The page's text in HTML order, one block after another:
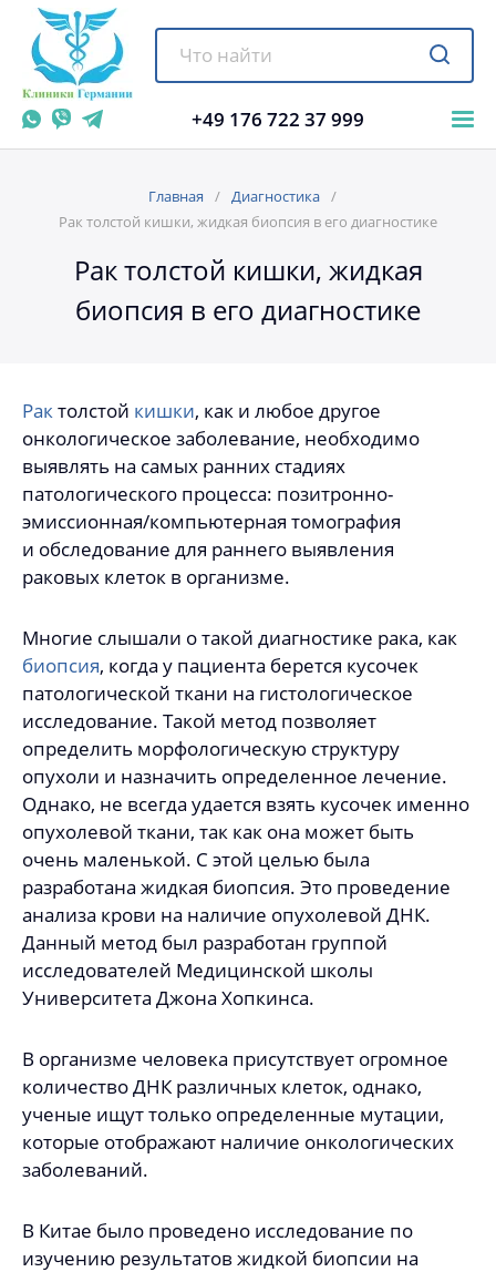
+49 176 722 37 999
Главная
Диагностика
Рак толстой кишки, жидкая биопсия в его диагностике
Рак толстой кишки, жидкая
биопсия в его диагностике
Рактолстой кишки, как и любое другое
онкологическое заболевание, необходимо
выявлять на самых ранних стадиях
патологического процесса: позитронно-
эмиссионная/компьютерная томография
и обследование для раннего выявления
раковых клеток в организме.
Многие слышали о такой диагностике рака, как
биопсия, когда у пациента берется кусочек
патологической ткани на гистологическое
исследование. Такой метод позволяет
определить морфологическую структуру
опухоли и назначить определенное лечение.
Однако, не всегда удается взять кусочек именно
опухолевой ткани, так как она может быть
очень маленькой. С этой целью была
разработана жидкая биопсия. Это проведение
анализа крови на наличие опухолевой ДНК.
Данный метод был разработан группой
исследователей Медицинской школы
Университета Джона Хопкинса.
В организме человека присутствует огромное
количество ДНК различных клеток, однако,
ученые ищут только определенные мутации,
которые отображают наличие онкологических
заболеваний.
В Китае было проведено исследование по
изучению результатов жидкой биопсии на